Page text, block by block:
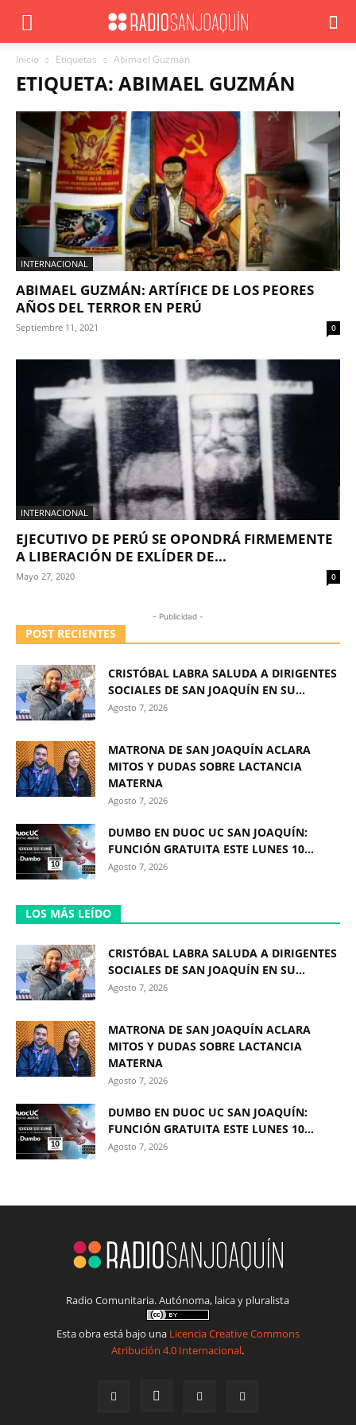
Inicio Etiquetas Abimael Guzmán
ETIQUETA: ABIMAEL GUZMÁN
INTERNACIONAL
ABIMAEL GUZMÁN: ARTÍFICE DE LOS PEORES
AÑOS DEL TERROR EN PERÚ
Septiembre 11, 2021 0
INTERNACIONAL
EJECUTIVO DE PERÚ SE OPONDRÁ FIRMEMENTE
A LIBERACIÓN DE EXLÍDER DE...
Mayo 27, 2020 0
- Publicidad -
POST RECIENTES
CRISTÓBAL LABRA SALUDA A DIRIGENTES
SOCIALES DE SAN JOAQUÍN EN SU...
Agosto 7, 2026
MATRONA DE SAN JOAQUÍN ACLARA
MITOS Y DUDAS SOBRE LACTANCIA
MATERNA
Agosto 7, 2026
DUMBO EN DUOC UC SAN JOAQUÍN:
FUNCIÓN GRATUITA ESTE LUNES 10...
Agosto 7, 2026
LOS MÁS LEÍDO
CRISTÓBAL LABRA SALUDA A DIRIGENTES
SOCIALES DE SAN JOAQUÍN EN SU...
Agosto 7, 2026
MATRONA DE SAN JOAQUÍN ACLARA
MITOS Y DUDAS SOBRE LACTANCIA
MATERNA
Agosto 7, 2026
DUMBO EN DUOC UC SAN JOAQUÍN:
FUNCIÓN GRATUITA ESTE LUNES 10...
Agosto 7, 2026
Radio Comunitaria. Autónoma, laica y pluralista
Esta obra está bajo una Licencia Creative Commons
Atribución 4.0 Internacional.